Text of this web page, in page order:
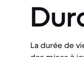
La durée de